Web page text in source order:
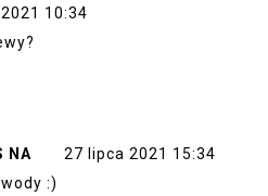
10:34
NA
27 lipca 2021 15:34
:)